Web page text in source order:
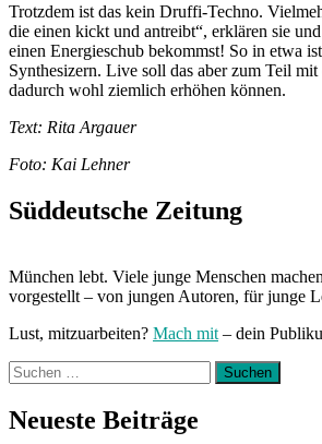
Trotzdem ist das kein Druffi-Techno.
die einen kickt und antreibt“, erklären sie
einen Energieschub bekommst! So in etwa
Synthesizern. Live soll das aber zum Teil
dadurch wohl ziemlich erhöhen können.
Text: Rita Argauer
Foto: Kai Lehner
Süddeutsche Zeitung
München lebt. Viele junge Menschen
vorgestellt – von jungen Autoren, für junge
Lust, mitzuarbeiten? Mach mit – dein
Suchen
nach:
Neueste Beiträge